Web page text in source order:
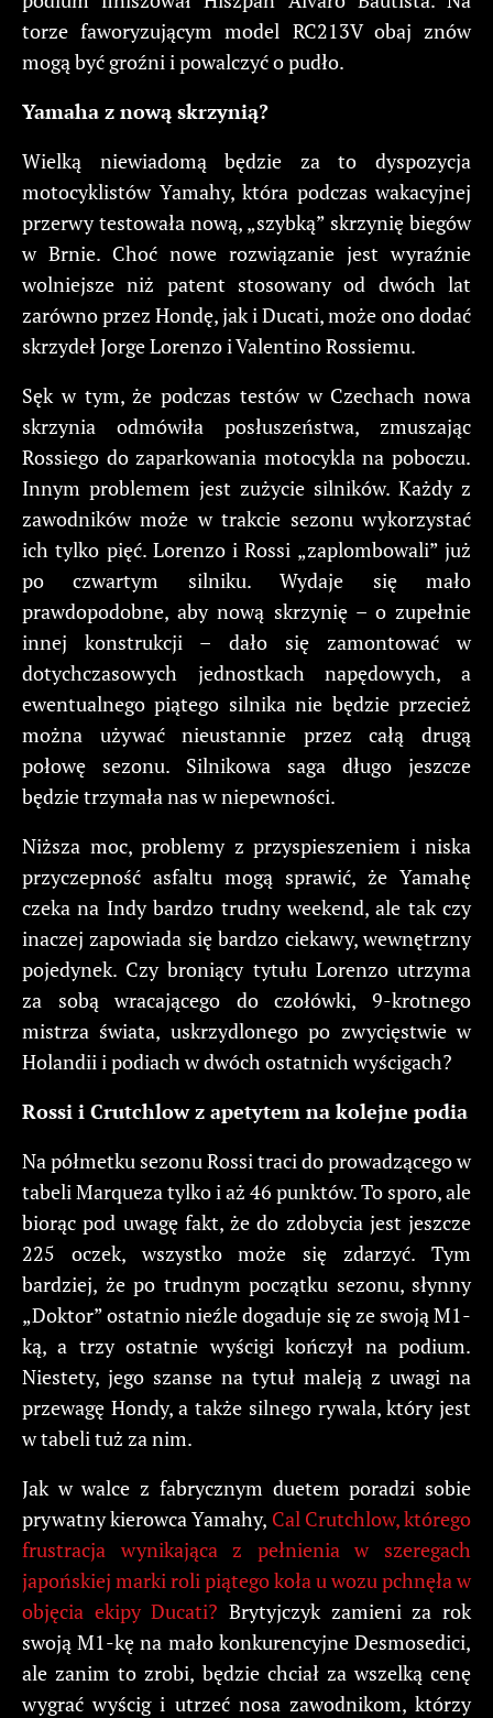
torze faworyzującym model RC213V obaj znów
mogą być groźni i powalczyć o pudło.
Yamaha z nową skrzynią?
Wielką niewiadomą będzie za to dyspozycja
motocyklistów Yamahy, która podczas wakacyjnej
przerwy testowała nową, „szybką” skrzynię biegów
w Brnie. Choć nowe rozwiązanie jest wyraźnie
wolniejsze niż patent stosowany od dwóch lat
zarówno przez Hondę, jak i Ducati, może ono dodać
skrzydeł Jorge Lorenzo i Valentino Rossiemu.
Sęk w tym, że podczas testów w Czechach nowa
skrzynia odmówiła posłuszeństwa, zmuszając
Rossiego do zaparkowania motocykla na poboczu.
Innym problemem jest zużycie silników. Każdy z
zawodników może w trakcie sezonu wykorzystać
ich tylko pięć. Lorenzo i Rossi „zaplombowali” już
po czwartym silniku. Wydaje się mało
prawdopodobne, aby nową skrzynię – o zupełnie
innej konstrukcji – dało się zamontować w
dotychczasowych jednostkach napędowych, a
ewentualnego piątego silnika nie będzie przecież
można używać nieustannie przez całą drugą
połowę sezonu. Silnikowa saga długo jeszcze
będzie trzymała nas w niepewności.
Niższa moc, problemy z przyspieszeniem i niska
przyczepność asfaltu mogą sprawić, że Yamahę
czeka na Indy bardzo trudny weekend, ale tak czy
inaczej zapowiada się bardzo ciekawy, wewnętrzny
pojedynek. Czy broniący tytułu Lorenzo utrzyma
za sobą wracającego do czołówki, 9-krotnego
mistrza świata, uskrzydlonego po zwycięstwie w
Holandii i podiach w dwóch ostatnich wyścigach?
Rossi i Crutchlow z apetytem na kolejne podia
Na półmetku sezonu Rossi traci do prowadzącego w
tabeli Marqueza tylko i aż 46 punktów. To sporo, ale
biorąc pod uwagę fakt, że do zdobycia jest jeszcze
225 oczek, wszystko może się zdarzyć. Tym
bardziej, że po trudnym początku sezonu, słynny
„Doktor” ostatnio nieźle dogaduje się ze swoją M1-
ką, a trzy ostatnie wyścigi kończył na podium.
Niestety, jego szanse na tytuł maleją z uwagi na
przewagę Hondy, a także silnego rywala, który jest
w tabeli tuż za nim.
Jak w walce z fabrycznym duetem poradzi sobie
prywatny kierowca Yamahy, Cal Crutchlow, którego
frustracja wynikająca z pełnienia w szeregach
japońskiej marki roli piątego koła u wozu pchnęła w
objęcia ekipy Ducati? Brytyjczyk zamieni za rok
swoją M1-kę na mało konkurencyjne Desmosedici,
ale zanim to zrobi, będzie chciał za wszelką cenę
wygrać wyścig i utrzeć nosa zawodnikom, którzy